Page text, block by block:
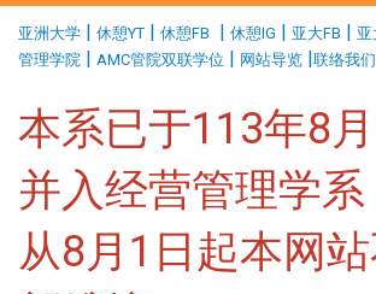
亚洲大学 | 休憩YT | 休憩FB | 休憩IG | 亚大FB | 亚
管理学院 | AMC管院双联学位 | 网站导览 |联络我们
本系已于113年8
并入经营管理学系
从8月1日起本网